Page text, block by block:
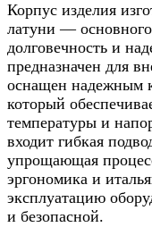
Корпус изделия
латуни —
долговечность и
предназначен для
оснащен надежным
который
температуры и
входит гибкая
упрощающая
эргономика и
эксплуатацию
и безопасной.